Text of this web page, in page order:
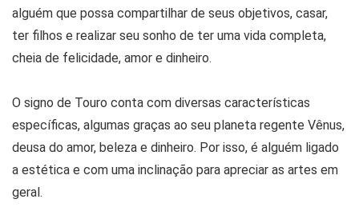
alguém que possa compartilhar de seus objetivos, casar,
ter filhos e realizar seu sonho de ter uma vida completa,
cheia de felicidade, amor e dinheiro.
O signo de Touro conta com diversas características
específicas, algumas graças ao seu planeta regente Vênus,
deusa do amor, beleza e dinheiro. Por isso, é alguém ligado
a estética e com uma inclinação para apreciar as artes em
geral.